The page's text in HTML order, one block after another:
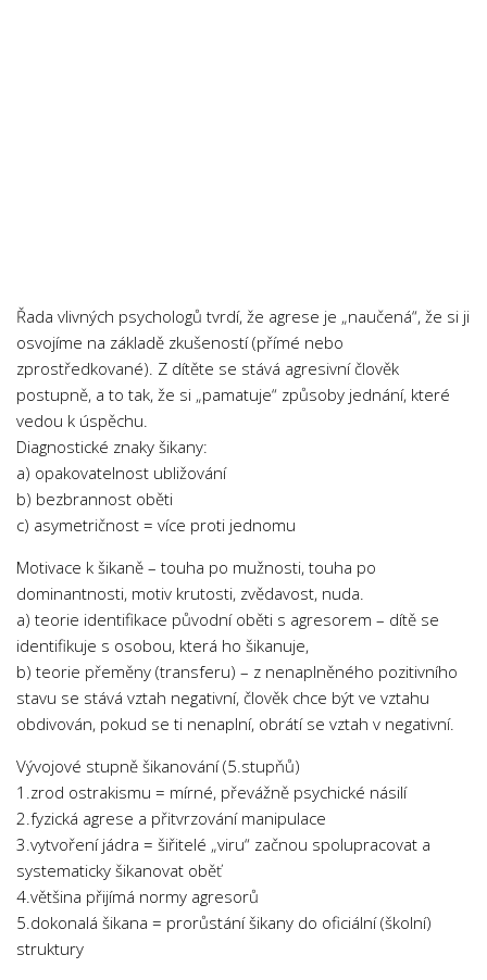
Řada vlivných psychologů tvrdí, že agrese je „naučená“, že si ji
osvojíme na základě zkušeností (přímé nebo
zprostředkované). Z dítěte se stává agresivní člověk
postupně, a to tak, že si „pamatuje“ způsoby jednání, které
vedou k úspěchu.
Diagnostické znaky šikany:
a) opakovatelnost ubližování
b) bezbrannost oběti
c) asymetričnost = více proti jednomu
Motivace k šikaně – touha po mužnosti, touha po
dominantnosti, motiv krutosti, zvědavost, nuda.
a) teorie identifikace původní oběti s agresorem – dítě se
identifikuje s osobou, která ho šikanuje,
b) teorie přeměny (transferu) – z nenaplněného pozitivního
stavu se stává vztah negativní, člověk chce být ve vztahu
obdivován, pokud se ti nenaplní, obrátí se vztah v negativní.
Vývojové stupně šikanování (5.stupňů)
1.zrod ostrakismu = mírné, převážně psychické násilí
2.fyzická agrese a přitvrzování manipulace
3.vytvoření jádra = šiřitelé „viru“ začnou spolupracovat a
systematicky šikanovat oběť
4.většina přijímá normy agresorů
5.dokonalá šikana = prorůstání šikany do oficiální (školní)
struktury